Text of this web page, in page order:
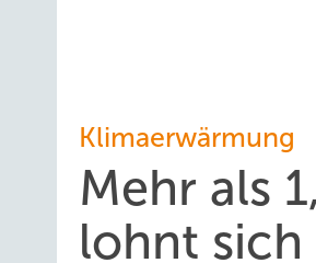
Klimaerwärmung
Mehr als
lohnt sich